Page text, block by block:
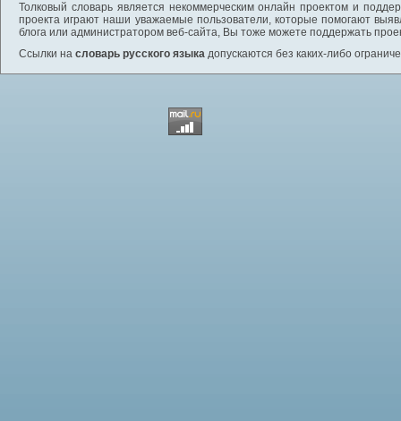
Толковый словарь является некоммерческим онлайн проектом и
проекта играют наши уважаемые пользователи, которые помогают
блога или администратором веб-сайта, Вы тоже можете поддержать
Ссылки на словарь русского языка допускаются без каких-либо